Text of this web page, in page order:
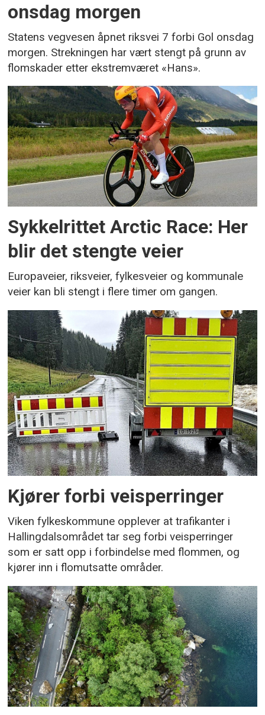
onsdag morgen
Statens vegvesen åpnet riksvei 7 forbi Gol onsdag
morgen. Strekningen har vært stengt på grunn av
flomskader etter ekstremværet «Hans».
Sykkelrittet Arctic Race: Her
blir det stengte veier
Europaveier, riksveier, fylkesveier og kommunale
veier kan bli stengt i flere timer om gangen.
Kjører forbi veisperringer
Viken fylkeskommune opplever at trafikanter i
Hallingdalsområdet tar seg forbi veisperringer
som er satt opp i forbindelse med flommen, og
kjører inn i flomutsatte områder.